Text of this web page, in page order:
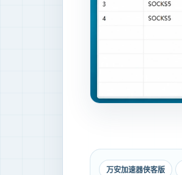
万安加速器侠客版